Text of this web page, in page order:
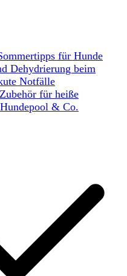
für Hunde
Dehydrierung beim
Notfälle
für heiße
& Co.